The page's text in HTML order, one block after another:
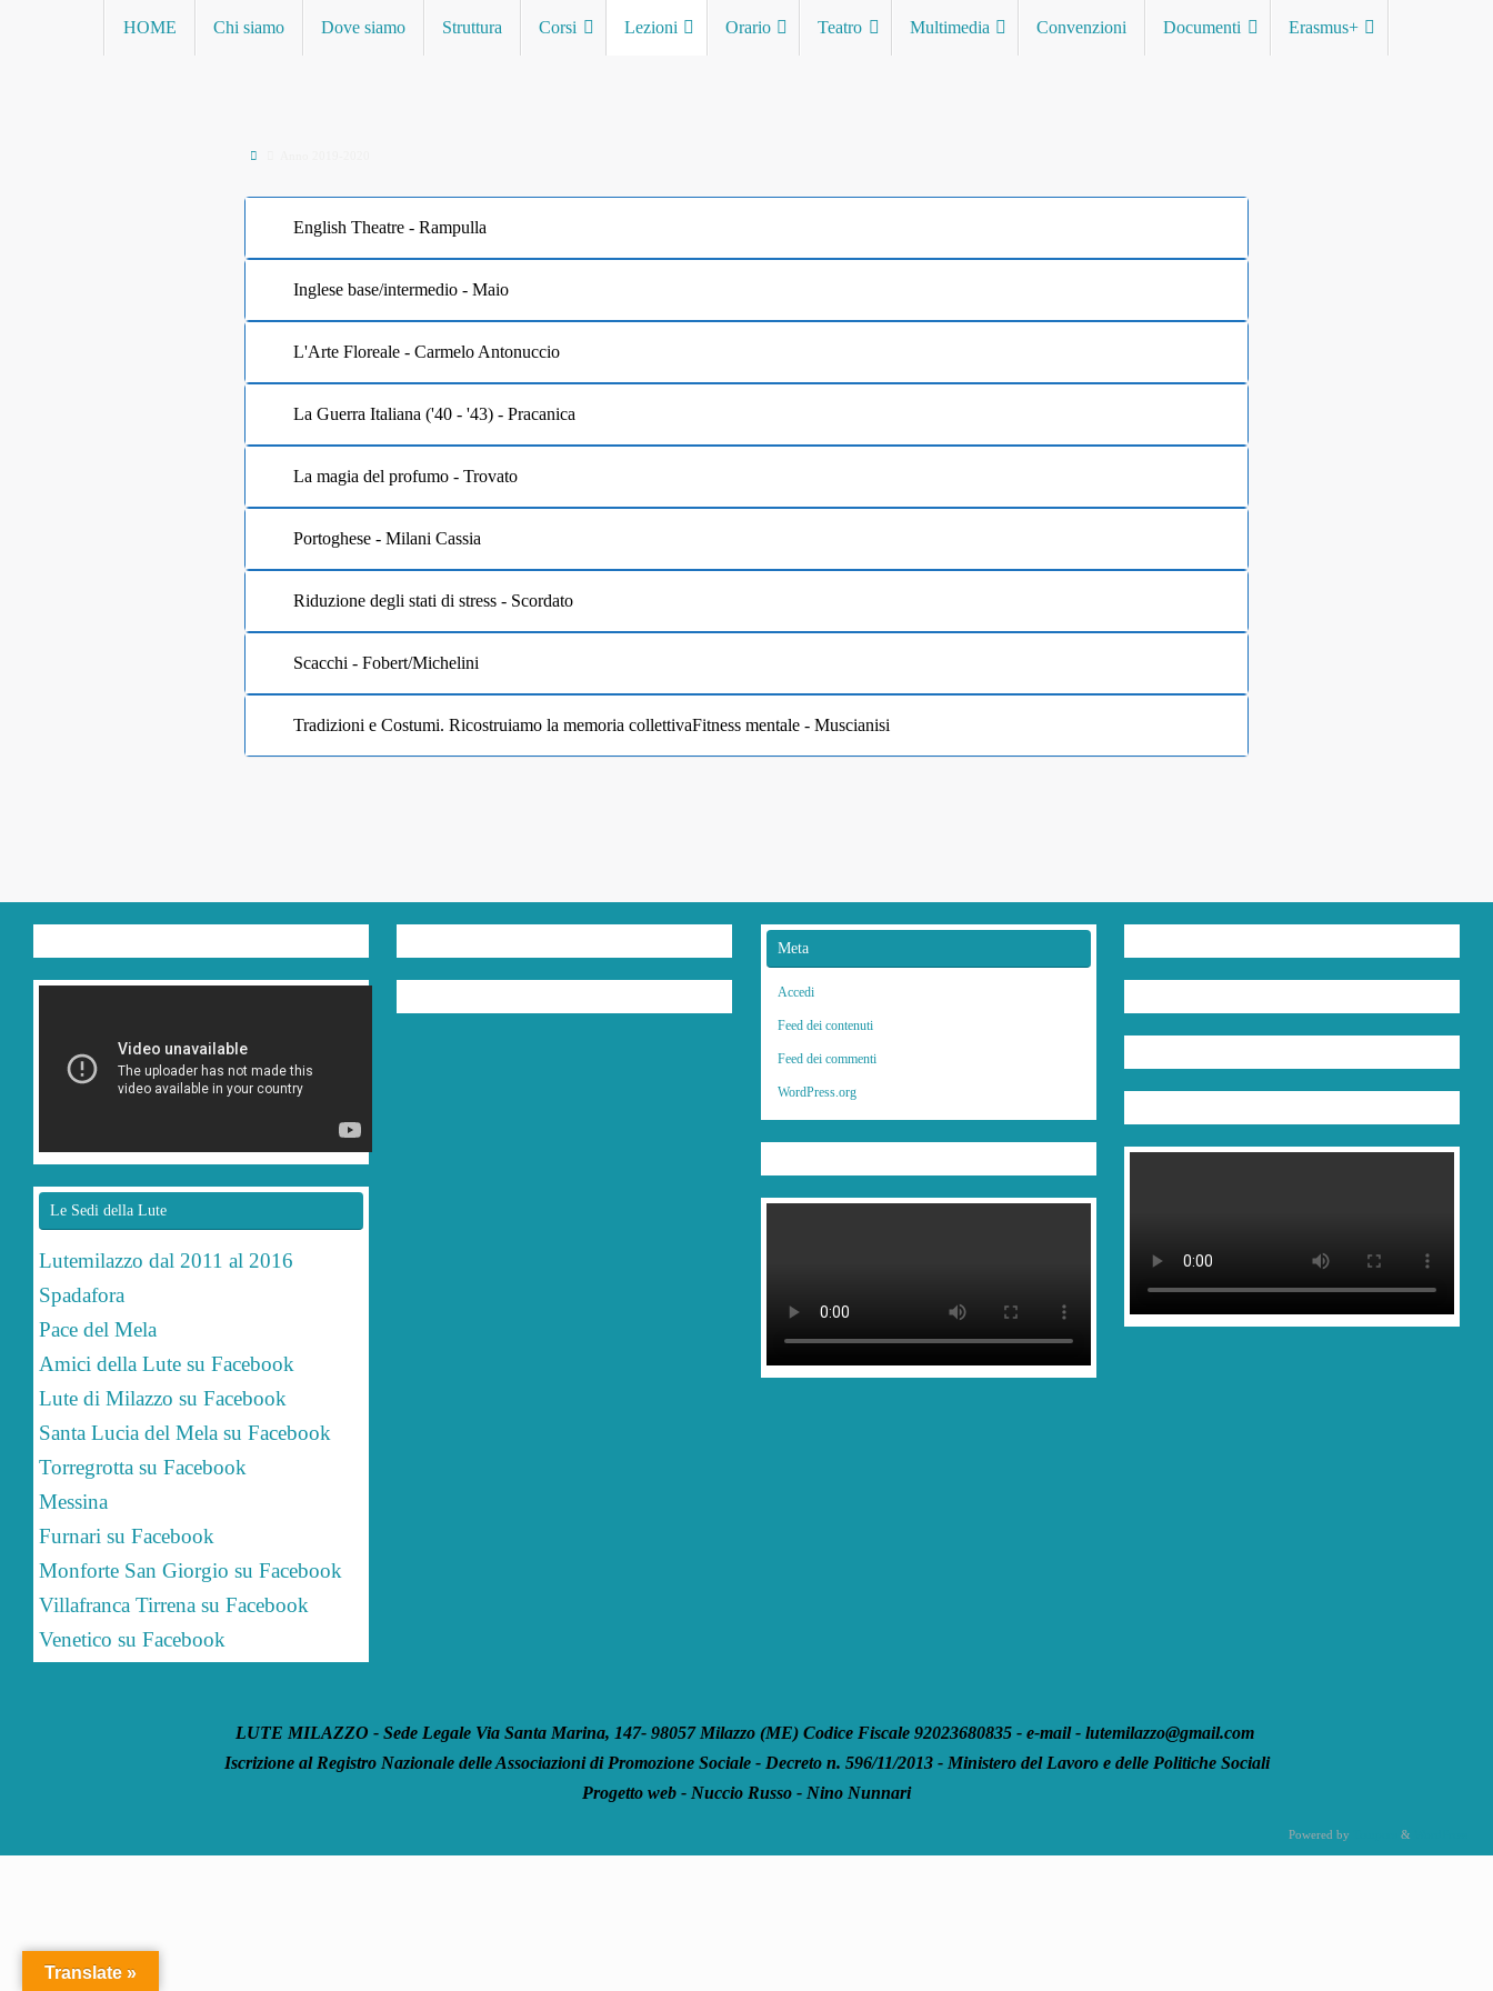
HOME Chi siamo Dove siamo Struttura Corsi Lezioni Orario Teatro Multimedia Convenzioni Documenti Erasmus+
English Theatre - Rampulla
Inglese base/intermedio - Maio
L'Arte Floreale - Carmelo Antonuccio
La Guerra Italiana ('40 - '43) - Pracanica
La magia del profumo - Trovato
Portoghese - Milani Cassia
Riduzione degli stati di stress - Scordato
Scacchi - Fobert/Michelini
Tradizioni e Costumi. Ricostruiamo la memoria collettivaFitness mentale - Muscianisi
Le Sedi della Lute
Lutemilazzo dal 2011 al 2016
Spadafora
Pace del Mela
Amici della Lute su Facebook
Lute di Milazzo su Facebook
Santa Lucia del Mela su Facebook
Torregrotta su Facebook
Messina
Furnari su Facebook
Monforte San Giorgio su Facebook
Villafranca Tirrena su Facebook
Venetico su Facebook
Meta
Accedi
Feed dei contenuti
Feed dei commenti
WordPress.org
LUTE MILAZZO - Sede Legale Via Santa Marina, 147- 98057 Milazzo (ME) Codice Fiscale 92023680835 - e-mail - lutemilazzo@gmail.com
Iscrizione al Registro Nazionale delle Associazioni di Promozione Sociale - Decreto n. 596/11/2013 - Ministero del Lavoro e delle Politiche Sociali
Progetto web - Nuccio Russo - Nino Nunnari
Powered by &
Translate »